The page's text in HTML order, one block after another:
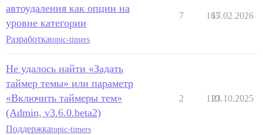
автоудаления как опции на
уровне категории
Разработкаtopic-timers
7 165
17.02.2026
Не удалось найти «Задать
таймер темы» или параметр
«Включить таймеры тем»
(Admin, v3.6.0.beta2)
Поддержкаtopic-timers
2 110
23.10.2025